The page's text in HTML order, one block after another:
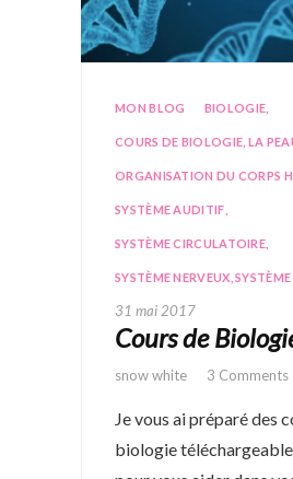
MON BLOG BIOLOGIE
COURS DE BIOLOGIE LA
ORGANISATION DU CORPS
SYSTÈME AUDITIF
SYSTÈME CIRCULATOIRE
SYSTÈME NERVEUX ,
31 mai 2017
Cours de
snow white 3 Comments
Je vous ai préparé des cours de
biologie